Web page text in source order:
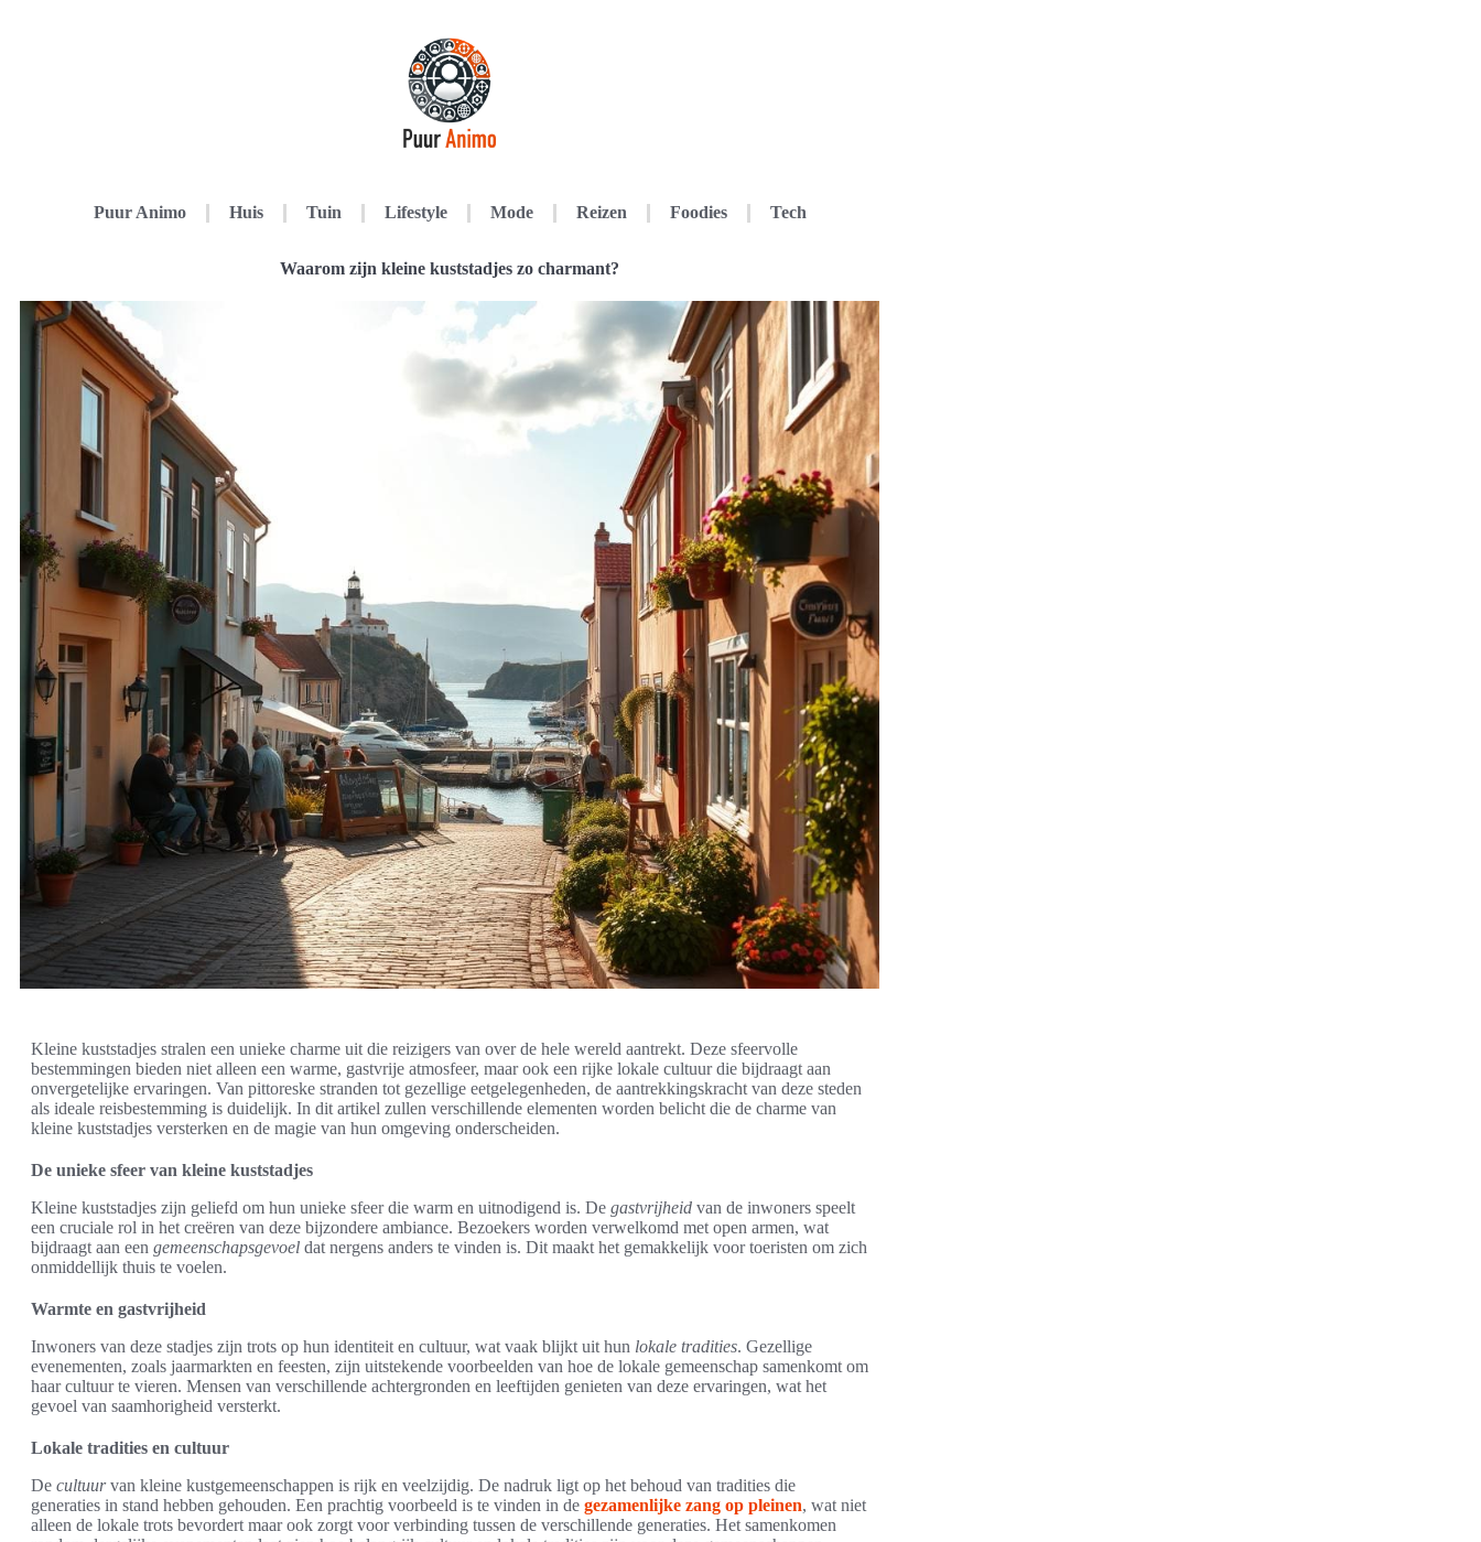
Puur Animo Huis Tuin Lifestyle Mode Reizen Foodies Tech
Waarom zijn kleine kuststadjes zo charmant?
Kleine kuststadjes stralen een unieke charme uit die reizigers van over de hele wereld aantrekt. Deze sfeervolle
bestemmingen bieden niet alleen een warme, gastvrije atmosfeer, maar ook een rijke lokale cultuur die bijdraagt aan
onvergetelijke ervaringen. Van pittoreske stranden tot gezellige eetgelegenheden, de aantrekkingskracht van deze steden
als ideale reisbestemming is duidelijk. In dit artikel zullen verschillende elementen worden belicht die de charme van
kleine kuststadjes versterken en de magie van hun omgeving onderscheiden.
De unieke sfeer van kleine kuststadjes
Kleine kuststadjes zijn geliefd om hun unieke sfeer die warm en uitnodigend is. De gastvrijheid van de inwoners speelt
een cruciale rol in het creëren van deze bijzondere ambiance. Bezoekers worden verwelkomd met open armen, wat
bijdraagt aan een gemeenschapsgevoel dat nergens anders te vinden is. Dit maakt het gemakkelijk voor toeristen om zich
onmiddellijk thuis te voelen.
Warmte en gastvrijheid
Inwoners van deze stadjes zijn trots op hun identiteit en cultuur, wat vaak blijkt uit hun lokale tradities. Gezellige
evenementen, zoals jaarmarkten en feesten, zijn uitstekende voorbeelden van hoe de lokale gemeenschap samenkomt om
haar cultuur te vieren. Mensen van verschillende achtergronden en leeftijden genieten van deze ervaringen, wat het
gevoel van saamhorigheid versterkt.
Lokale tradities en cultuur
De cultuurvan kleine kustgemeenschappen is rijk en veelzijdig. De nadruk ligt op het behoud van tradities die
generaties in stand hebben gehouden. Een prachtig voorbeeld is te vinden in de gezamenlijke zang op pleinen, wat niet
alleen de lokale trots bevordert maar ook zorgt voor verbinding tussen de verschillende generaties. Het samenkomen